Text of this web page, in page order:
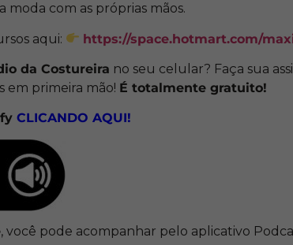
moda com as próprias mãos.
aqui: https://space.hotmart.com/
da Costureira no seu celular? Faça sua
em primeira mão! É totalmente gratuito!
CLICANDOAQUI!
, você pode acompanhar pelo aplicativo